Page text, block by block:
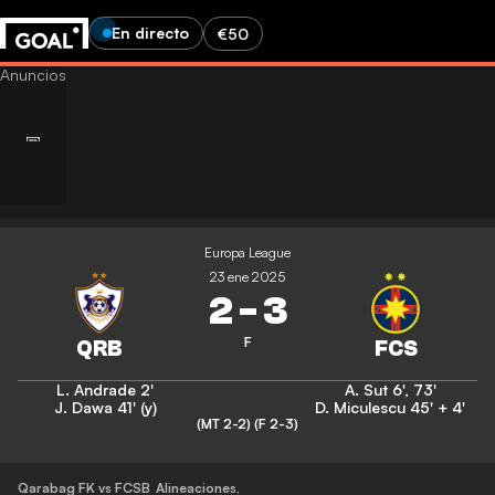
En directo €50
Europa League
23 ene 2025
2-3
F
L. Andrade 2'
J. Dawa 41' (y)
A. Sut 6', 73'
D. Miculescu 45' + 4'
(MT 2-2) (F 2-3)
Qarabag FK vs FCSB Alineaciones,